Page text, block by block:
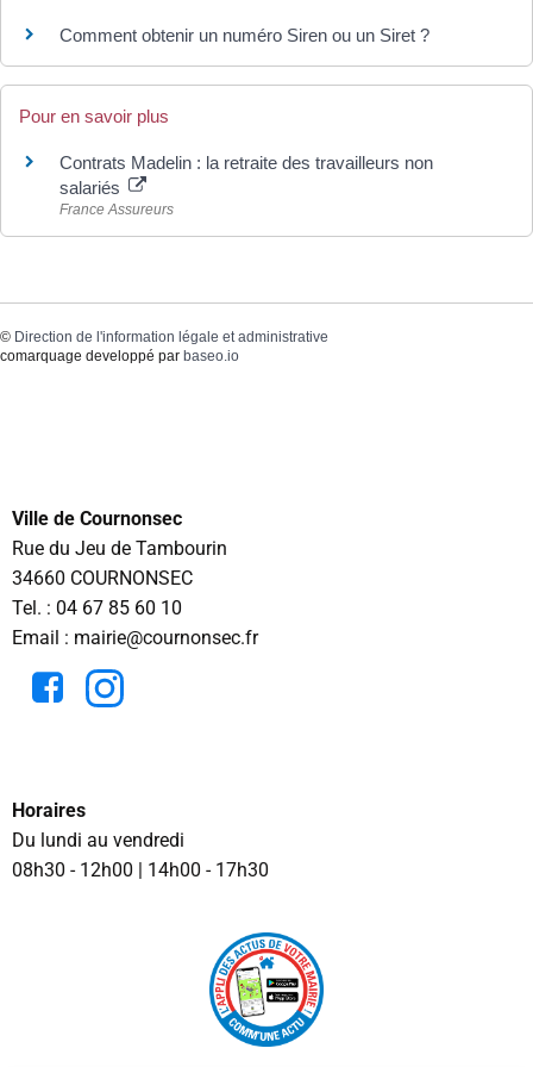
Comment obtenir un numéro Siren ou un Siret ?
Pour en savoir plus
Contrats Madelin : la retraite des travailleurs non
salariés
France Assureurs
© Direction de l'information légale et administrative
comarquage developpé par baseo.io
Ville de Cournonsec
Rue du Jeu de Tambourin
34660 COURNONSEC
Tel. : 04 67 85 60 10
Email : mairie@cournonsec.fr
Horaires
Du lundi au vendredi
08h30 - 12h00 | 14h00 - 17h30